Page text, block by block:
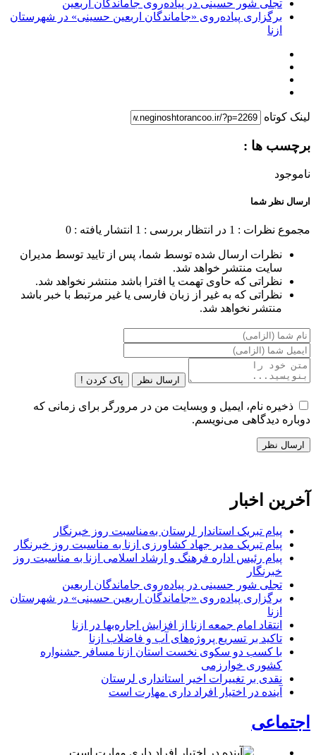
تجلی شور حسینی در پیاده‌روی جاماندگان اربعین
برگزاری پیاده‌روی «جاماندگان اربعین حسینی» در شهرستان
ازنا
لینک کوتاه
برچسب ها :
ناموجود
ارسال نظر شما
مجموع نظرات : 1 در انتظار بررسی : 1 انتشار یافته : 0
نظرات ارسال شده توسط شما، پس از تایید توسط مدیران
سایت منتشر خواهد شد.
نظراتی که حاوی تهمت یا افترا باشد منتشر نخواهد شد.
نظراتی که به غیر از زبان فارسی یا غیر مرتبط با خبر باشد
منتشر نخواهد شد.
ارسال نظر پاک کردن !
ذخیره نام، ایمیل و وبسایت من در مرورگر برای زمانی که
دوباره دیدگاهی می‌نویسم.
آخرین اخبار
پیام تبریک استاندار لرستان به‌مناسبت روز خبرنگار
پیام تبریک مدیر جهاد کشاورزی ازنا به مناسبت روز خبرنگار
پیام رئیس اداره فرهنگ و ارشاد اسلامی ازنا به مناسبت روز
خبرنگار
تجلی شور حسینی در پیاده‌روی جاماندگان اربعین
برگزاری پیاده‌روی «جاماندگان اربعین حسینی» در شهرستان
ازنا
انتقاد امام جمعه ازنا از افزایش اجاره‌بها در ازنا
تاکید بر تسریع پروژه‌های آب و فاضلاب ازنا
با کسب دو سکوی نخست استان ازنا مسافر جشنواره
کشوری خوارزمی
نقدی بر تغییرات اخیر استانداری لرستان
آینده در اختیار افراد داری مهارت است
اجتماعی